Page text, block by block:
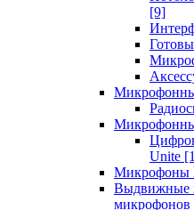
[9]
Unite
Микрофоны
Выдвижные
микрофонов